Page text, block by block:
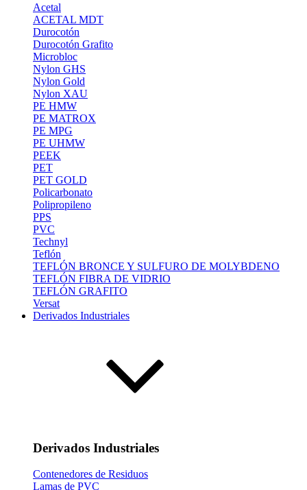
Acetal
ACETAL MDT
Durocotón
Durocotón Grafito
Microbloc
Nylon GHS
Nylon Gold
Nylon XAU
PE HMW
PE MATROX
PE MPG
PE UHMW
PEEK
PET
PET GOLD
Policarbonato
Polipropileno
PPS
PVC
Technyl
Teflón
TEFLÓN BRONCE Y SULFURO DE MOLYBDENO
TEFLÓN FIBRA DE VIDRIO
TEFLÓN GRAFITO
Versat
Derivados Industriales
Derivados Industriales
Contenedores de Residuos
Lamas de PVC